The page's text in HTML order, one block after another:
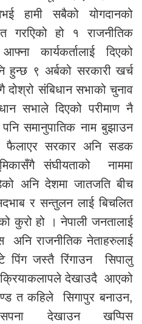
हामी सबैको योगदानको
हो १ राजनीतिक
कार्यकर्तालाई दिएको
हुन्छ ९ अर्बको सरकारी खर्च
दोश्रो संबिधान सभाको चुनाव
सभाले दिएको परीमाण नै
पनि समानुपातिक नाम बुझाउन
सरकार अनि सडक
संघीयताको नाममा
अनि देशमा जातजति बीच
र सन्तुलन लाई बिचलित
कुरो हो । नेपाली जनतालाई
अनि राजनीतिक नेताहरुलाई
पिंग जस्तै रिंगाउन सिपालु
क्रियाकलापले देखाउदै आएको
त कहिले सिगापुर बनाउन,
सपना देखाउन खप्पिस